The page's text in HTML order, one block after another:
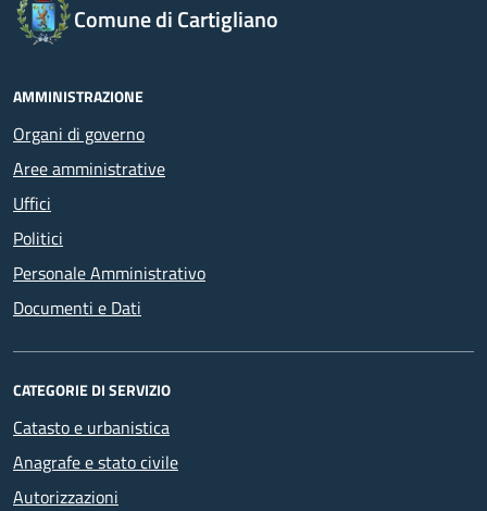
Comune di Cartigliano
AMMINISTRAZIONE
Organi di governo
Aree amministrative
Uffici
Politici
Personale Amministrativo
Documenti e Dati
CATEGORIE DI SERVIZIO
Catasto e urbanistica
Anagrafe e stato civile
Autorizzazioni